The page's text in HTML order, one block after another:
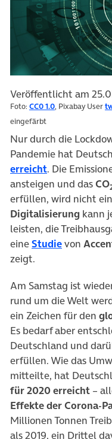
Veröffentlicht am
Foto: CC0 1.0, Pixabay User
eingefärbt
Nur durch die
Pandemie hat
erreicht(öffnet in
. Die
ansteigen und dasCO
erfüllen, wird nicht
Digitalisierung kann
leisten, die
eineStudie(öffnet in
von
zeigt.
Am Samstag ist
rund um die Welt
ein Zeichen für den
Es bedarf aber
Deutschland und
erfüllen. Wie das
mitteilte, hat
für 2020 erreicht –
Effekte der Corona-
Millionen Tonnen
als 2019, ein Drittel